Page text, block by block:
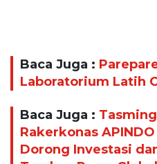
Baca Juga :
Laboratorium Latih
Baca Juga :
Rakerkonas
Dorong Investasi